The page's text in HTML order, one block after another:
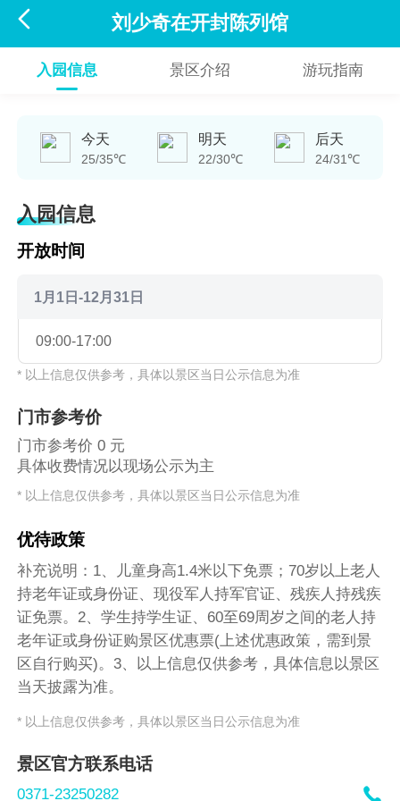
 刘少奇在开封陈列馆
入园信息 景区介绍 游玩指南
今天
25/35℃
明天
22/30℃
后天
24/31℃
入园信息
开放时间
1月1日-12月31日
09:00-17:00
* 以上信息仅供参考，具体以景区当日公示信息为准
门市参考价
门市参考价 0 元
具体收费情况以现场公示为主
* 以上信息仅供参考，具体以景区当日公示信息为准
优待政策
补充说明：1、儿童身高1.4米以下免票；70岁以上老人
持老年证或身份证、现役军人持军官证、残疾人持残疾
证免票。2、学生持学生证、60至69周岁之间的老人持
老年证或身份证购景区优惠票(上述优惠政策，需到景
区自行购买)。3、以上信息仅供参考，具体信息以景区
当天披露为准。
* 以上信息仅供参考，具体以景区当日公示信息为准
景区官方联系电话
0371-23250282 